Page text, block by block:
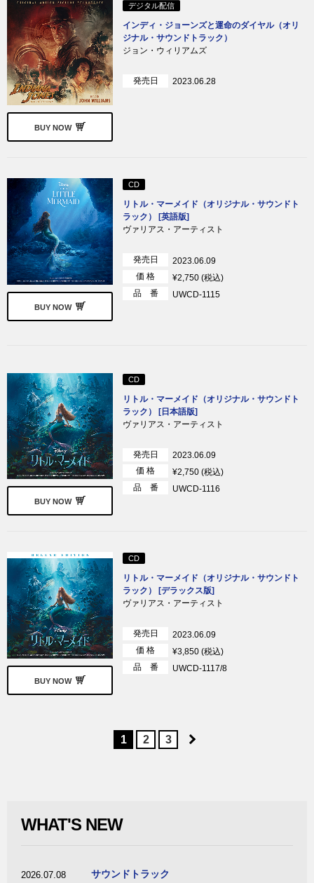
BUY NOW
デジタル配信
インディ・ジョーンズと運命のダイヤル（オリ
ジナル・サウンドトラック）
ジョン・ウィリアムズ
発売日 2023.06.28
BUY NOW
CD
リトル・マーメイド（オリジナル・サウンドト
ラック） [英語版]
ヴァリアス・アーティスト
発売日
2023.06.09
価 格
¥2,750 (税込)
品 番
UWCD-1115
BUY NOW
CD
リトル・マーメイド（オリジナル・サウンドト
ラック） [日本語版]
ヴァリアス・アーティスト
発売日
2023.06.09
価 格
¥2,750 (税込)
品 番
UWCD-1116
BUY NOW
CD
リトル・マーメイド（オリジナル・サウンドト
ラック） [デラックス版]
ヴァリアス・アーティスト
発売日
2023.06.09
価 格
¥3,850 (税込)
品 番
UWCD-1117/8
1 2 3
WHAT'S NEW
2026.07.08 サウンドトラック